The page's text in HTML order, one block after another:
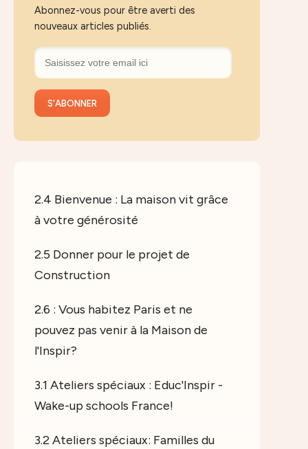
Abonnez-vous pour être averti des
nouveaux articles publiés.
2.4 Bienvenue : La maison vit grâce
à votre générosité
2.5 Donner pour le projet de
Construction
2.6 : Vous habitez Paris et ne
pouvez pas venir à la Maison de
l'Inspir?
3.1 Ateliers spéciaux : Educ'Inspir -
Wake-up schools France!
3.2 Ateliers spéciaux: Familles du